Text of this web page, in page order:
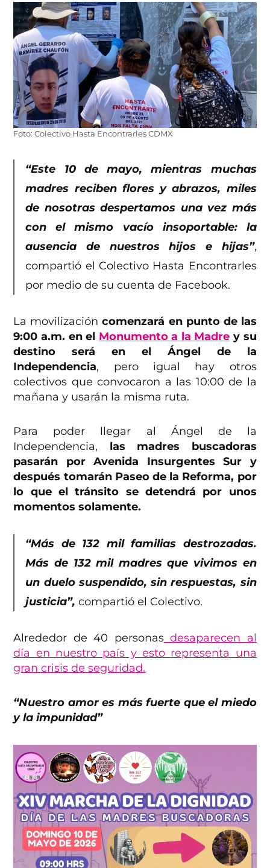
Foto: Colectivo Hasta Encontrarles CDMX
“Este 10 de mayo, mientras muchas
madres reciben flores y abrazos, miles
de nosotras despertamos una vez más
con el mismo vacío insoportable: la
ausencia de nuestros hijos e hijas”,
compartió el Colectivo Hasta Encontrarles
por medio de su cuenta de Facebook.
La movilizacióncomenzará en punto de las
9:00 a.m. en el Monumento a la Madre y su
destino será en el Ángel de la
Independencia, pero igual hay otros
colectivos que convocaron a las 10:00 de la
mañana y usarán la misma ruta.
Para poder llegar al Ángel de la
Independencia, las madres buscadoras
pasarán por Avenida Insurgentes Sur y
después tomarán Paseo de la Reforma, por
lo que el tránsito se detendrá por unos
momentos solamente.
“Más de 132 mil familias destrozadas.
Más de 132 mil madres que vivimos en
un duelo suspendido, sin respuestas, sin
justicia”, compartió el Colectivo.
Alrededor de 40 personasdesaparecen al
día en nuestro país y esto representa una
gran crisis de seguridad.
“Nuestro amor es más fuerte que el miedo
y la impunidad”